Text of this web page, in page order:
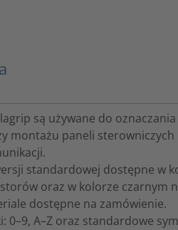
są używane do
montażu paneli
standardowej dostępne w
oraz w kolorze czarnym
dostępne na zamówienie.
0–9, A–Z oraz standardowe